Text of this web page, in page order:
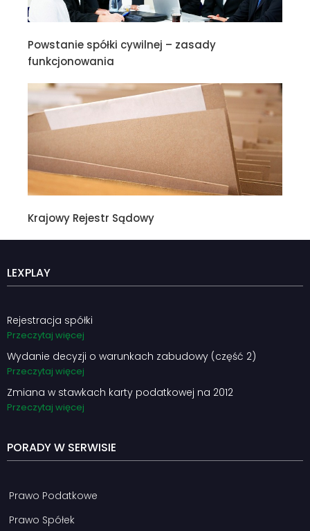
Powstanie spółki cywilnej – zasady
funkcjonowania
Krajowy Rejestr Sądowy
LEXPLAY
Rejestracja spółki
Przeczytaj więcej
Wydanie decyzji o warunkach zabudowy (część 2)
Przeczytaj więcej
Zmiana w stawkach karty podatkowej na 2012
Przeczytaj więcej
PORADY W SERWISIE
Prawo Podatkowe
Prawo Spółek